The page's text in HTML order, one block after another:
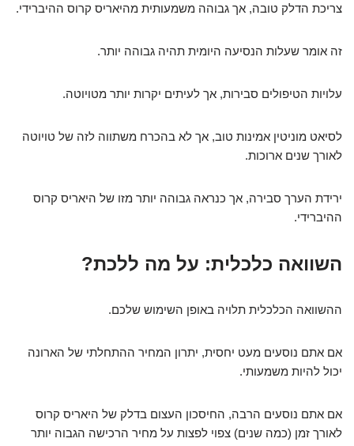
צריכת הדלק טובה, אך גבוהה משמעותית מהיאריס קרוס ההיברידי.
זה אומר שעלות הנסיעה היומית תהיה גבוהה יותר.
עלויות הטיפולים סבירות, אך לעיתים יקרות יותר מטויוטה.
לסיאט מוניטין אמינות טוב, אך לא בהכרח משתווה לזה של טויוטה
לאורך שנים ארוכות.
ירידת הערך סבירה, אך כנראה גבוהה יותר מזו של היאריס קרוס
ההיברידי.
השוואה כלכלית: על מה ללכת?
ההשוואה הכלכלית תלויה באופן השימוש שלכם.
אם אתם נוסעים מעט יחסית, יתרון המחיר ההתחלתי של הארונה
יכול להיות משמעותי.
אם אתם נוסעים הרבה, החיסכון העצום בדלק של היאריס קרוס
לאורך זמן (כמה שנים) צפוי לפצות על מחיר הרכישה הגבוה יותר